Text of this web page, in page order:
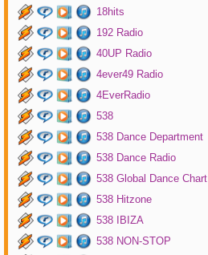
18hits
192 Radio
40UP Radio
4ever49 Radio
4EverRadio
538
538 Dance Department
538 Dance Radio
538 Global Dance Chart
538 Hitzone
538 IBIZA
538 NON-STOP